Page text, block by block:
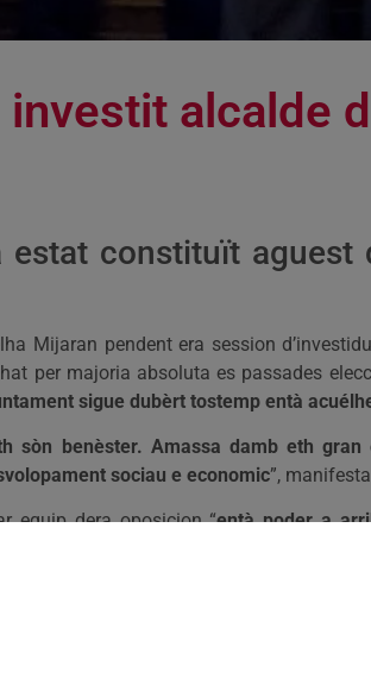
alcalde
constituït aguest
Mijaran pendent era session
per majoria absoluta es passades
sigue dubèrt tostemp entà
benèster. Amassa damb eth gran
sociau e economic”,
equip dera oposicion “entà poder a